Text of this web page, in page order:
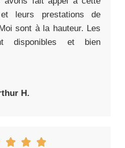
leurs prestations de
sont à la hauteur. Les
disponibles et bien
H.